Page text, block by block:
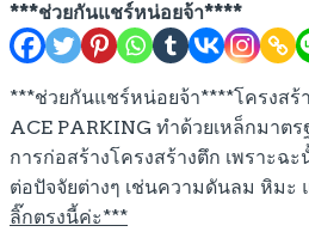
***ช่วยกันแชร์หน่อยจ้า****
***ช่วยกันแชร์หน่อยจ้า****โครงสร้
ACE PARKING ทำด้วยเหล็กมาตร
การก่อสร้างโครงสร้างตึก เพราะฉ
ต่อปัจจัยต่างๆ เช่นความดันลม หิมะ
ลิ๊กตรงนี้ค่ะ***